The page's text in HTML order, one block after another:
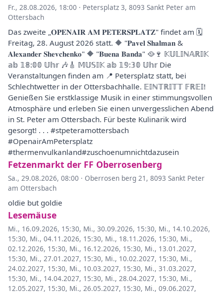
Fr., 28.08.2026, 18:00 · Petersplatz 3, 8093 Sankt Peter am
Ottersbach
Das zweite „𝐎𝐏𝐄𝐍𝐀𝐈𝐑 𝐀𝐌 𝐏𝐄𝐓𝐄𝐑𝐒𝐏𝐋𝐀𝐓𝐙" findet am 🗓️
Freitag, 28. August 2026 statt. 🔶 "𝐏𝐚𝐯𝐞𝐥 𝐒𝐡𝐚𝐥𝐦𝐚𝐧 &
𝐀𝐥𝐞𝐱𝐚𝐧𝐝𝐞𝐫 𝐒𝐡𝐞𝐯𝐜𝐡𝐞𝐧𝐤𝐨" 🔶 "𝐁𝐮𝐞𝐧𝐚 𝐁𝐚𝐧𝐝𝐚" 🥘🍷 𝕂𝕌𝕃𝕀ℕ𝔸ℝ𝕀𝕂
𝕒𝕓 𝟙𝟠:𝟘𝟘 𝕌𝕙𝕣 🎶🎸 𝕄𝕌𝕊𝕀𝕂 𝕒𝕓 𝟙𝟡:𝟛𝟘 𝕌𝕙𝕣 Die
Veranstaltungen finden am 📍 Petersplatz statt, bei
Schlechtwetter in der Ottersbachhalle. 𝔼𝕀ℕ𝕋ℝ𝕀𝕋𝕋 𝔽ℝ𝔼𝕀!
Genießen Sie erstklassige Musik in einer stimmungsvollen
Atmosphäre und erleben Sie einen unvergesslichen Abend
in St. Peter am Ottersbach. Für beste Kulinarik wird
gesorgt! . . . #stpeteramottersbach
#OpenairAmPetersplatz
#thermenvulkanland#zuschoenumnichtdazusein
Fetzenmarkt der FF Oberrosenberg
Sa., 29.08.2026, 08:00 · Oberrosen berg 21, 8093 Sankt Peter
am Ottersbach
oldie but goldie
Lesemäuse
Mi., 16.09.2026, 15:30, Mi., 30.09.2026, 15:30, Mi., 14.10.2026,
15:30, Mi., 04.11.2026, 15:30, Mi., 18.11.2026, 15:30, Mi.,
02.12.2026, 15:30, Mi., 16.12.2026, 15:30, Mi., 13.01.2027,
15:30, Mi., 27.01.2027, 15:30, Mi., 10.02.2027, 15:30, Mi.,
24.02.2027, 15:30, Mi., 10.03.2027, 15:30, Mi., 31.03.2027,
15:30, Mi., 14.04.2027, 15:30, Mi., 28.04.2027, 15:30, Mi.,
12.05.2027, 15:30, Mi., 26.05.2027, 15:30, Mi., 09.06.2027,